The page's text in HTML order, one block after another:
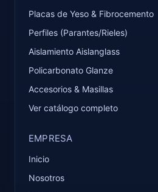
Placas de Yeso & Fibrocemento
Perfiles (Parantes/Rieles)
Aislamiento Aislanglass
Policarbonato Glanze
Accesorios & Masillas
Ver catálogo completo
EMPRESA
Inicio
Nosotros